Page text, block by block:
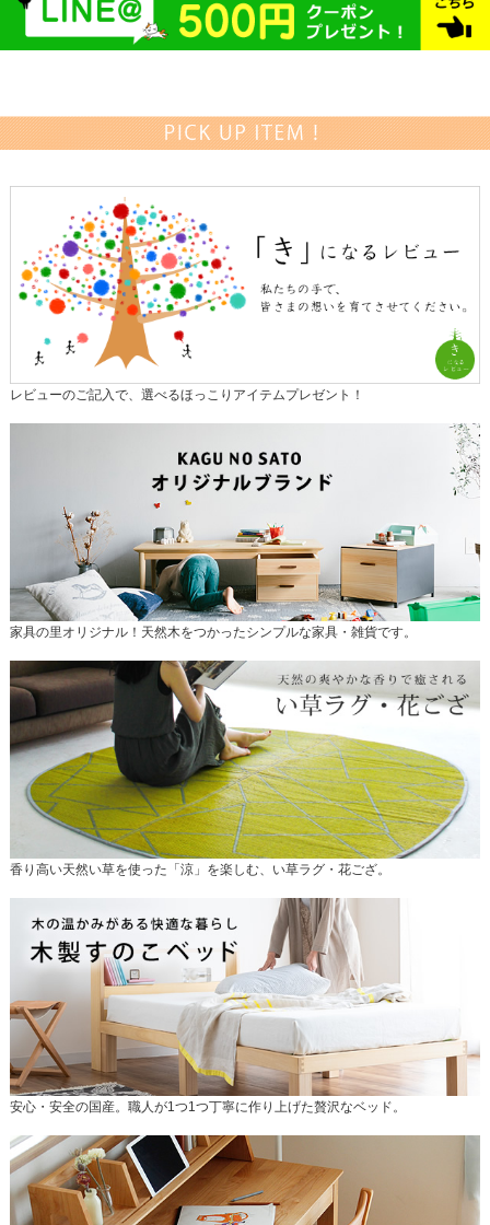
レビューのご記入で、選べるほっこりアイテムプレゼント！
家具の里オリジナル！天然木をつかったシンプルな家具・雑貨です。
香り高い天然い草を使った「涼」を楽しむ、い草ラグ・花ござ。
安心・安全の国産。職人が1つ1つ丁寧に作り上げた贅沢なベッド。